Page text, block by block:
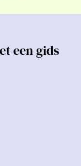
een gids